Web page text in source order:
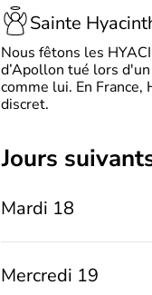
Sainte
Nous fêtons les
d’Apollon tué lors
comme lui. En
discret.
jours
Mardi 18
Mercredi 19